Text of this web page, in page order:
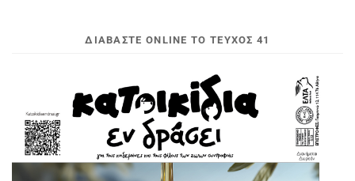
ΔΙΑΒΆΣΤΕ ONLINE ΤΟ ΤΕΎΧΟΣ 41